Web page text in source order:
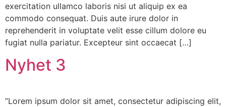
exercitation ullamco laboris nisi ut aliquip ex ea
commodo consequat. Duis aute irure dolor in
reprehenderit in voluptate velit esse cillum dolore eu
fugiat nulla pariatur. Excepteur sint occaecat […]
Nyhet 3
”Lorem ipsum dolor sit amet, consectetur adipiscing elit,